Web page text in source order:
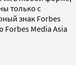
только с
знак Forbes
Forbes Media Asia